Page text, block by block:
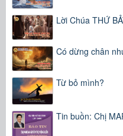
Lời Chúa THỨ
Có dừng chân
Từ bỏ mình?
Tin buồn: Chị